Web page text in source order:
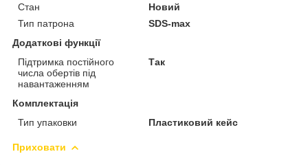
Стан
Новий
Тип патрона
SDS-max
Додаткові функції
Підтримка постійного
числа обертів під
навантаженням
Так
Комплектація
Тип упаковки
Пластиковий кейс
Приховати